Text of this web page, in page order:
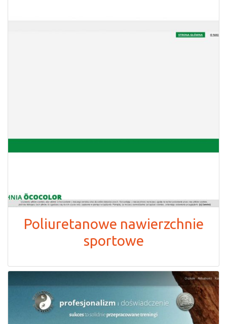
Poliuretanowe nawierzchnie
sportowe